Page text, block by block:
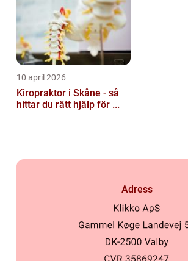
10 april 2026
Kiropraktor i Skåne - så
hittar du rätt hjälp för ...
Adress